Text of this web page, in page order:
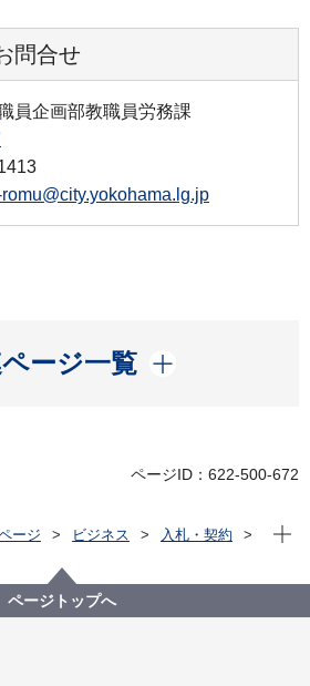
問合せ
員企画部教職員労務課
romu@city.yokohama.lg.jp
ージ一覧
開く
ページID：622-500-672
ージ ビジネス
入札・契約
】【公募型指名競争入札】令和５年
健康診断
現在
ページトップへ